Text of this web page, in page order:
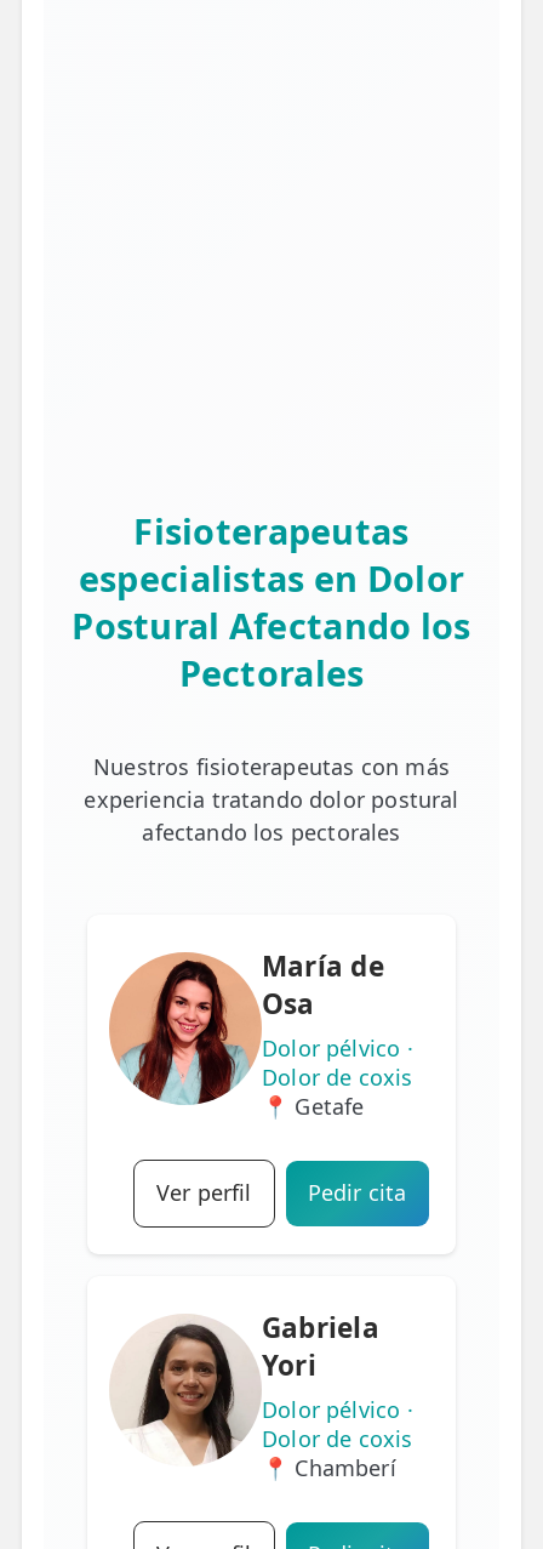
Fisioterapeutas
especialistas en Dolor
Postural Afectando los
Pectorales
Nuestros fisioterapeutas con más
experiencia tratando dolor postural
afectando los pectorales
María de
Osa
Dolor pélvico ·
Dolor de coxis
📍 Getafe
Ver perfil Pedir cita
Gabriela
Yori
Dolor pélvico ·
Dolor de coxis
📍 Chamberí